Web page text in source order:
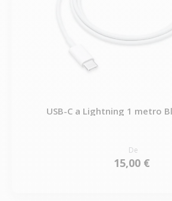
USB-C a Lightning 1 metro
De
15,00 €